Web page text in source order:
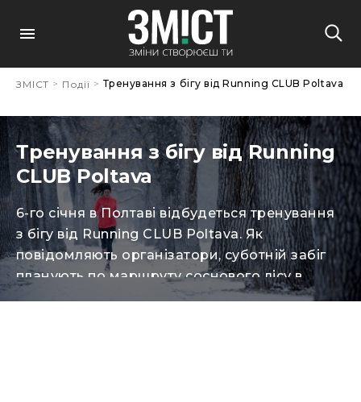
ЗМІСТ > Події > Тренування з бігу від Running CLUB Poltava
Тренування з бігу від Running
CLUB Poltava
6-го січня в Полтаві відбудеться тренування
з бігу від Running CLUB Poltava. Як
повідомляють організатори, суботній забіг
планують по маршруту соснового лісу в
Терешках. Зустріч учасників о 8.30 на